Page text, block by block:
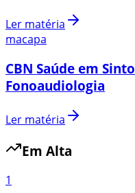
Ler matéria
macapa
CBN Saúde em
Fonoaudiologia
Ler matéria
Em Alta
1